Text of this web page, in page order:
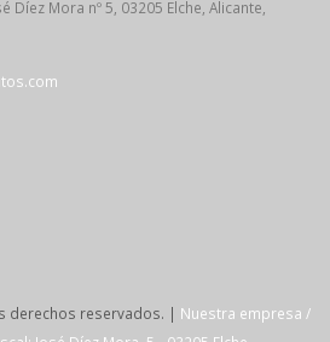
Díez Mora nº 5, 03205 Elche, Alicante,
derechos reservados. | Nuestra empresa /